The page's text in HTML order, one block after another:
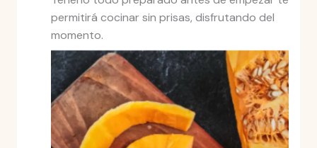
permitirá cocinar sin prisas, disfrutando del
momento.